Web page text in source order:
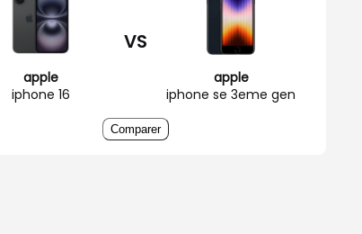
apple
iphone 16
VS
apple
iphone se 3eme gen
Comparer